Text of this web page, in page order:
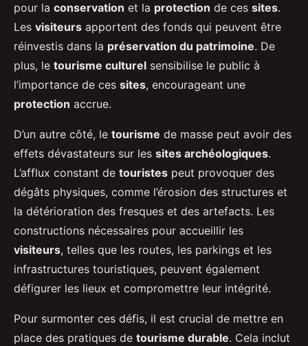
pour la conservation et la protection de ces sites.
Les visiteurs apportent des fonds qui peuvent être
réinvestis dans la préservation du patrimoine. De
plus, le tourisme culturel sensibilise le public à
l’importance de ces sites, encourageant une
protection accrue.
D’un autre côté, le tourisme de masse peut avoir des
effets dévastateurs sur les sites archéologiques.
L’afflux constant de touristes peut provoquer des
dégâts physiques, comme l’érosion des structures et
la détérioration des fresques et des artefacts. Les
constructions nécessaires pour accueillir les
visiteurs, telles que les routes, les parkings et les
infrastructures touristiques, peuvent également
défigurer les lieux et compromettre leur intégrité.
Pour surmonter ces défis, il est crucial de mettre en
place des pratiques de tourisme durable. Cela inclut